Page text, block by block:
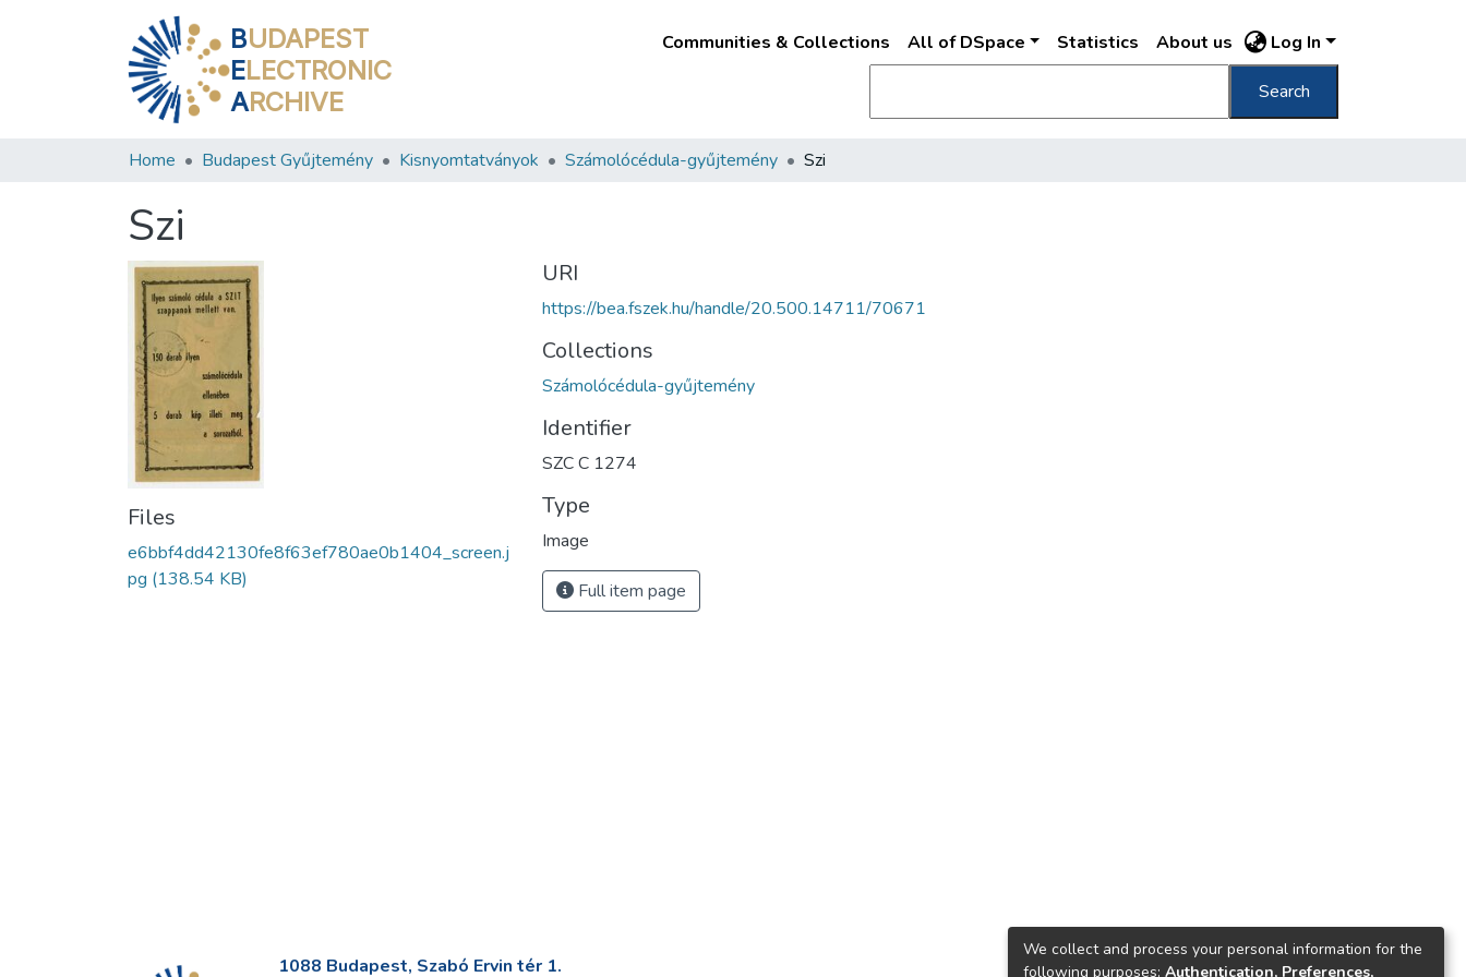
BUDAPEST
ELECTRONIC
ARCHIVE
Communities & Collections All of DSpace Statistics About us Log In
Search
Home Budapest Gyűjtemény Kisnyomtatványok Számolócédula-gyűjtemény Szi
Szi
Files
e6bbf4dd42130fe8f63ef780ae0b1404_screen.j
pg (138.54 KB)
URI
https://bea.fszek.hu/handle/20.500.14711/70671
Collections
Számolócédula-gyűjtemény
Identifier
SZC C 1274
Type
Image
Full item page
1088 Budapest, Szabó Ervin tér 1.
We collect and process your personal information for the
following purposes: Authentication, Preferences,